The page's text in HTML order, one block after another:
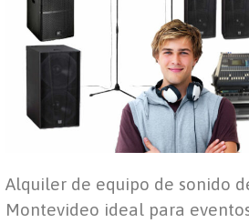
Alquiler de equipo de sonido
Montevideo ideal para